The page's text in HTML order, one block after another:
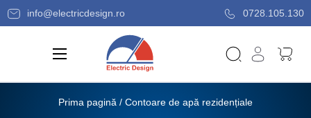
info@electricdesign.ro 0728.105.130
Prima pagină / Contoare de apă rezidențiale